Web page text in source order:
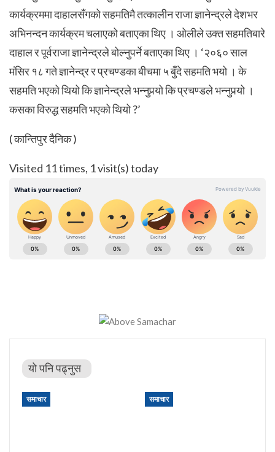
कार्यक्रममा दाहालसँगको सहमतिमै तत्कालीन राजा ज्ञानेन्द्रले देशभर
अभिनन्दन कार्यक्रम चलाएको बताएका थिए । ओलीले उक्त सहमतिबारे
दाहाल र पूर्वराजा ज्ञानेन्द्रले बोल्नुपर्ने बताएका थिए । ‘२०६० साल
मंसिर १८ गते ज्ञानेन्द्र र प्रचण्डका बीचमा ५ बुँदे सहमति भयो । के
सहमति भएको थियो कि ज्ञानेन्द्रले भन्नुपर्‍यो कि प्रचण्डले भन्नुपर्‍यो ।
कसका विरुद्ध सहमति भएको थियो ?’
( कान्तिपुर दैनिक )
Visited 11 times, 1 visit(s) today
यो पनि पढ्नुस
समाचार समाचार